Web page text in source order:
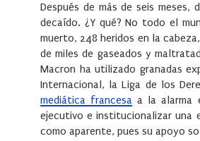
Después de más de seis
decaído. ¿Y qué? No todo el
muerto, 248 heridos en la
de miles de gaseados y
Macron ha utilizado granadas
Internacional, la Liga de los
mediática francesa a la alarma
ejecutivo e institucionalizar una
como aparente, pues su apoyo